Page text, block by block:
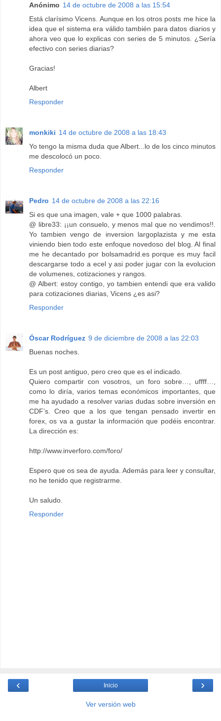
Anónimo 14 de octubre de 2008 a las 15:54
Está clarísimo Vicens. Aunque en los otros posts me hice la
idea que el sistema era válido también para datos diarios y
ahora veo que lo explicas con series de 5 minutos. ¿Sería
efectivo con series diarias?
Gracias!
Albert
Responder
monkiki 14 de octubre de 2008 a las 18:43
Yo tengo la misma duda que Albert...lo de los cinco minutos
me descolocó un poco.
Responder
Pedro 14 de octubre de 2008 a las 22:16
Si es que una imagen, vale + que 1000 palabras.
@ libre33: ¡¡un consuelo, y menos mal que no vendimos!!.
Yo tambien vengo de inversion largoplazista y me esta
viniendo bien todo este enfoque novedoso del blog. Al final
me he decantado por bolsamadrid.es porque es muy facil
descargarse todo a ecel y asi poder jugar con la evolucion
de volumenes, cotizaciones y rangos.
@ Albert: estoy contigo, yo tambien entendi que era valido
para cotizaciones diarias, Vicens ¿es asi?
Responder
Óscar Rodríguez 9 de diciembre de 2008 a las 22:03
Buenas noches.
Es un post antiguo, pero creo que es el indicado.
Quiero compartir con vosotros, un foro sobre…, uffff…,
como lo diría, varios temas económicos importantes, que
me ha ayudado a resolver varias dudas sobre inversión en
CDF’s. Creo que a los que tengan pensado invertir en
forex, os va a gustar la información que podéis encontrar.
La dirección es:
http://www.inverforo.com/foro/
Espero que os sea de ayuda. Además para leer y consultar,
no he tenido que registrarme.
Un saludo.
Responder
‹ ›
Inicio
Ver versión web